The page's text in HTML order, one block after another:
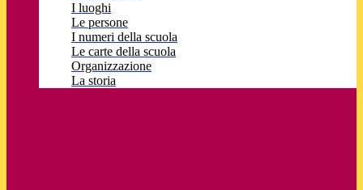
I luoghi
Le persone
I numeri della scuola
Le carte della scuola
Organizzazione
La storia